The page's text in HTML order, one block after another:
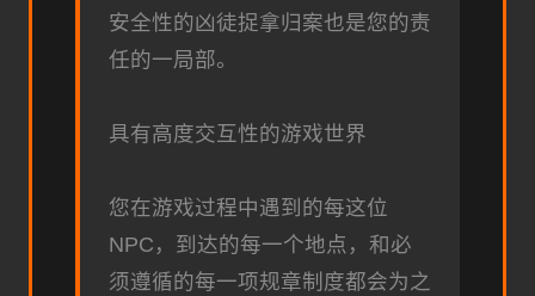
安全性的凶徒捉拿归案也是您的责
任的一局部。
具有高度交互性的游戏世界
您在游戏过程中遇到的每这位
NPC，到达的每一个地点，和必
须遵循的每一项规章制度都会为之